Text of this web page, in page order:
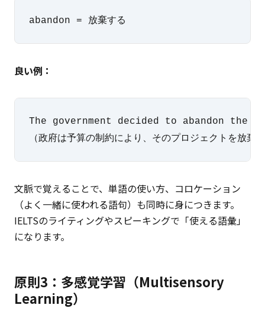
abandon = 放棄する
良い例：
The government decided to abandon
（政府は予算の制約により、そのプロジェクトを放棄
文脈で覚えることで、単語の使い方、コロケーション
（よく一緒に使われる語句）も同時に身につきます。
IELTSのライティングやスピーキングで「使える語彙」
になります。
原則3：多感覚学習（Multisensory
Learning）